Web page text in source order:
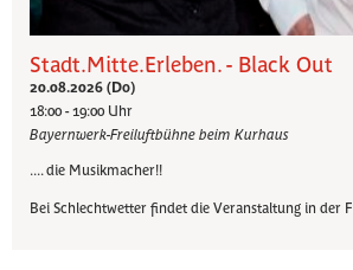
Stadt.Mitte.Erleben. - Black Out
20.08.2026 (Do)
18:00 - 19:00 Uhr
Bayernwerk-Freiluftbühne beim Kurhaus
.... die Musikmacher!!
Bei Schlechtwetter findet die Veranstaltung in der